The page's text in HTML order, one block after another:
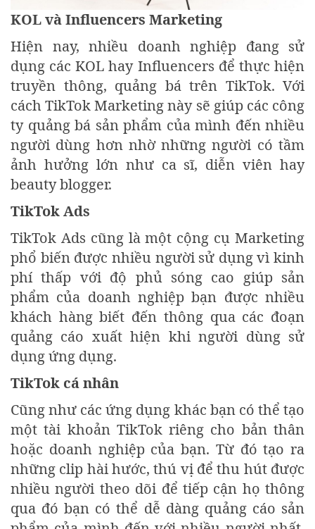
KOL và Influencers Marketing
Hiện nay, nhiều doanh nghiệp đang sử
dụng các KOL hay Influencers để thực hiện
truyền thông, quảng bá trên TikTok. Với
cách TikTok Marketing này sẽ giúp các công
ty quảng bá sản phẩm của mình đến nhiều
người dùng hơn nhờ những người có tầm
ảnh hưởng lớn như ca sĩ, diễn viên hay
beauty blogger.
TikTok Ads
TikTok Ads cũng là một cộng cụ Marketing
phổ biến được nhiều người sử dụng vì kinh
phí thấp với độ phủ sóng cao giúp sản
phẩm của doanh nghiệp bạn được nhiều
khách hàng biết đến thông qua các đoạn
quảng cáo xuất hiện khi người dùng sử
dụng ứng dụng.
TikTok cá nhân
Cũng như các ứng dụng khác bạn có thể tạo
một tài khoản TikTok riêng cho bản thân
hoặc doanh nghiệp của bạn. Từ đó tạo ra
những clip hài hước, thú vị để thu hút được
nhiều người theo dõi để tiếp cận họ thông
qua đó bạn có thể dễ dàng quảng cáo sản